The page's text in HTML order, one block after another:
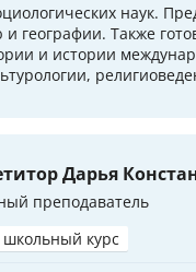
наук.
географии. Также
и истории
Дарья
преподаватель
школьный курс